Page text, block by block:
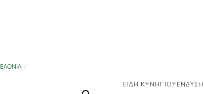
ΕΙΔΗ ΚΥΝΗΓΙΟΥΕΝΔΥΣΗ